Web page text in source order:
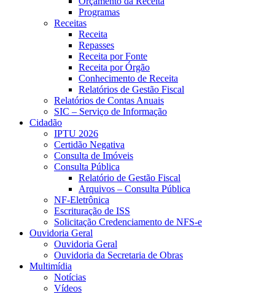
Programas
Receitas
Receita
Repasses
Receita por Fonte
Receita por Órgão
Conhecimento de Receita
Relatórios de Gestão Fiscal
Relatórios de Contas Anuais
SIC – Serviço de Informação
Cidadão
IPTU 2026
Certidão Negativa
Consulta de Imóveis
Consulta Pública
Relatório de Gestão Fiscal
Arquivos – Consulta Pública
NF-Eletrônica
Escrituração de ISS
Solicitação Credenciamento de NFS-e
Ouvidoria Geral
Ouvidoria Geral
Ouvidoria da Secretaria de Obras
Multimídia
Notícias
Vídeos